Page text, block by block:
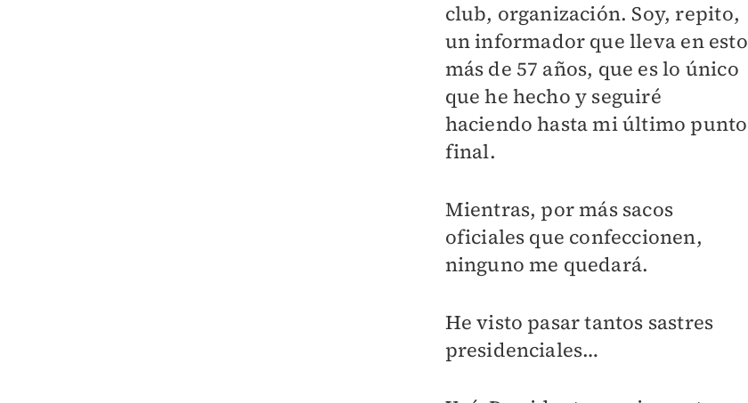
club, organización. Soy, repito,
un informador que lleva en esto
más de 57 años, que es lo único
que he hecho y seguiré
haciendo hasta mi último punto
final.
Mientras, por más sacos
oficiales que confeccionen,
ninguno me quedará.
He visto pasar tantos sastres
presidenciales…